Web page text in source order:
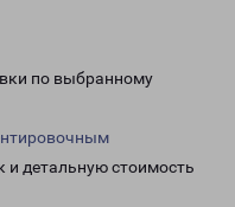
по выбранному
и детальную стоимость